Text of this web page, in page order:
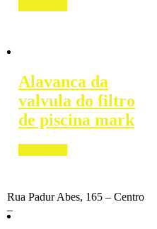
Alavanca da
valvula do filtro
de piscina mark
Rua Padur Abes, 165 – Centro
–